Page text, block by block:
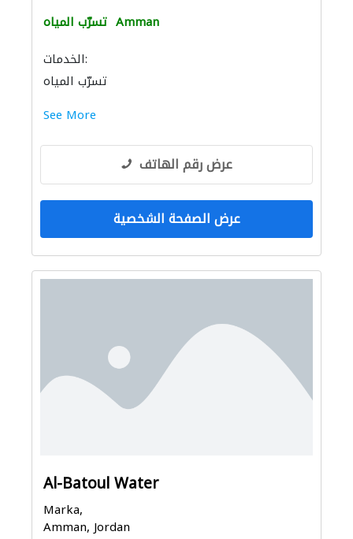
تسرّب المياه Amman
الخدمات:
تسرّب المياه
See More
عرض رقم الهاتف
عرض الصفحة الشخصية
Al-Batoul Water
Marka,
Amman, Jordan